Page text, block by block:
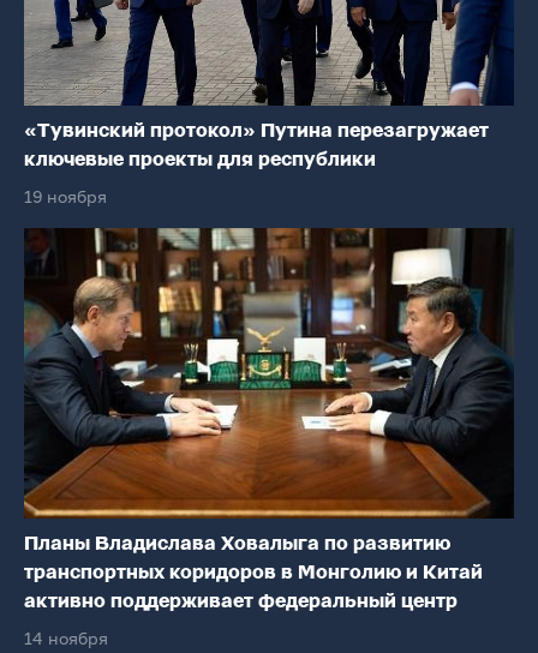
«Тувинский протокол» Путина перезагружает
ключевые проекты для республики
19 ноября
Планы Владислава Ховалыга по развитию
транспортных коридоров в Монголию и Китай
активно поддерживает федеральный центр
14 ноября